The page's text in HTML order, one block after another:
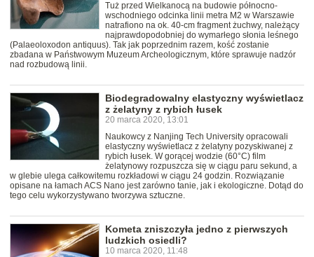
Tuż przed Wielkanocą na budowie północno-
wschodniego odcinka linii metra M2 w Warszawie
natrafiono na ok. 40-cm fragment żuchwy, należący
najprawdopodobniej do wymarłego słonia leśnego
(Palaeoloxodon antiquus). Tak jak poprzednim razem, kość zostanie
zbadana w Państwowym Muzeum Archeologicznym, które sprawuje nadzór
nad rozbudową linii.
Biodegradowalny elastyczny wyświetlacz
z żelatyny z rybich łusek
20 marca 2020, 13:01
Naukowcy z Nanjing Tech University opracowali
elastyczny wyświetlacz z żelatyny pozyskiwanej z
rybich łusek. W gorącej wodzie (60°C) film
żelatynowy rozpuszcza się w ciągu paru sekund, a
w glebie ulega całkowitemu rozkładowi w ciągu 24 godzin. Rozwiązanie
opisane na łamach ACS Nano jest zarówno tanie, jak i ekologiczne. Dotąd do
tego celu wykorzystywano tworzywa sztuczne.
Kometa zniszczyła jedno z pierwszych
ludzkich osiedli?
10 marca 2020, 11:48